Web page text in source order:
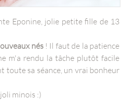
Eponine, jolie petite fille de 13
nés! Il faut de la patience
m'a rendu la tâche plutôt facile
toute sa séance, un vrai bonheur
minois :)